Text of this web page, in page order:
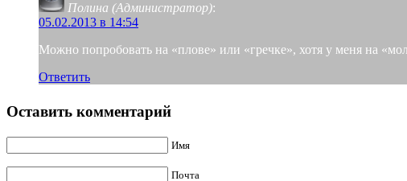
Полина (Администратор):
05.02.2013 в 14:54
Можно попробовать на «плове» или «гречке», хотя у меня на
Ответить
Оставить комментарий
Имя
Почта